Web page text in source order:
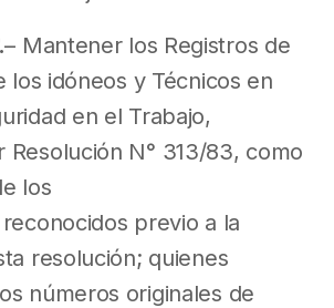
– Mantener los Registros de
los idóneos y Técnicos en
en el Trabajo,
Resolución N° 313/83, como
los
previo a la
resolución; quienes
números originales de